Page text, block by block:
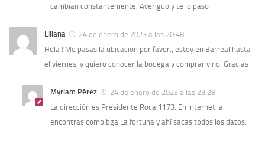
cambian constantemente. Averiguo y te lo paso
Liliana
24 de enero de 2023 a las 20:48
Hola ! Me pasas la ubicación por favor., estoy en Barreal hasta
el viernes, y quiero conocer la bodega y comprar vino. Gracias
Myriam Pérez
24 de enero de 2023 a las 23:28
La dirección es Presidente Roca 1173. En Internet la
encontras como.bga La fortuna y ahí sacas todos los datos.